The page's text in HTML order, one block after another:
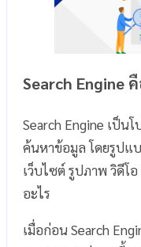
Search Engine
Search Engine เป็น
ค้นหาข้อมูล โดยรูปแ
เว็บไซต์ รูปภาพ วิดีโ
อะไร
เมื่อก่อน Search